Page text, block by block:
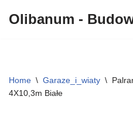
Olibanum -
Home \ Garaze_i_wiaty \
4X10,3m Białe